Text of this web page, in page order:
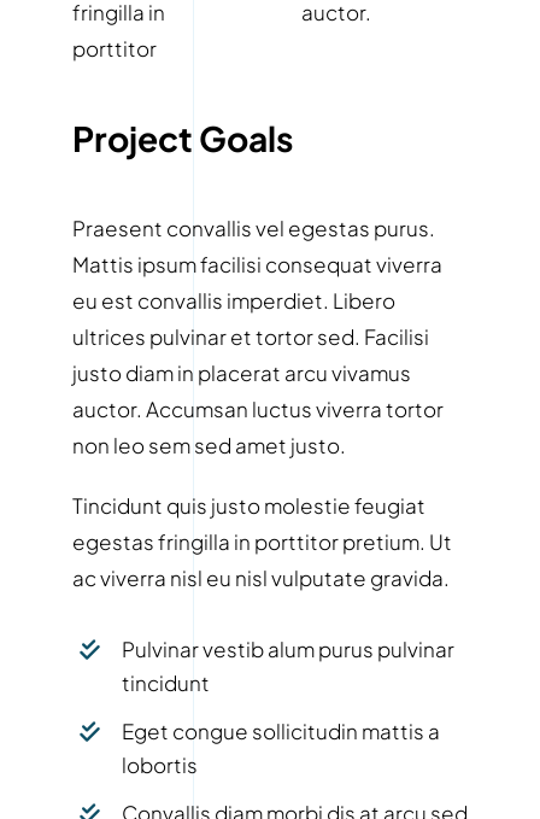
fringilla in
porttitor
auctor.
Project Goals
Praesent convallis vel egestas purus.
Mattis ipsum facilisi consequat viverra
eu est convallis imperdiet. Libero
ultrices pulvinar et tortor sed. Facilisi
justo diam in placerat arcu vivamus
auctor. Accumsan luctus viverra tortor
non leo sem sed amet justo.
Tincidunt quis justo molestie feugiat
egestas fringilla in porttitor pretium. Ut
ac viverra nisl eu nisl vulputate gravida.
Pulvinar vestib alum purus pulvinar
tincidunt
Eget congue sollicitudin mattis a
lobortis
Convallis diam morbi dis at arcu sed